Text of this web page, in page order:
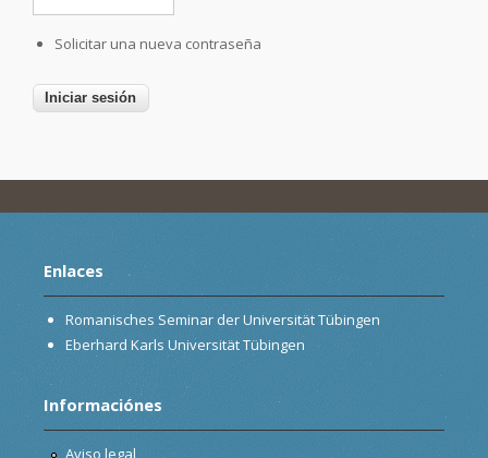
Solicitar una nueva contraseña
Enlaces
Romanisches Seminar der Universität Tübingen
Eberhard Karls Universität Tübingen
Informaciónes
Aviso legal